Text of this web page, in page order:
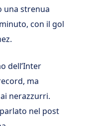
una strenua
con il gol
dell’Inter
ma
nerazzurri.
nel post